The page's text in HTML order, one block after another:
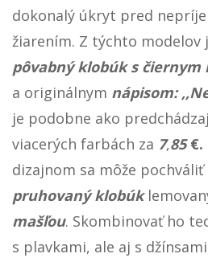
dokonalý úkryt pred
žiarením. Z týchto modelov
pôvabný klobúk s čiernym
a originálnym nápisom:
je podobne ako
viacerých farbách za 7,85 €.
dizajnom sa môže pochváliť
pruhovaný klobúk
mašľou. Skombinovať ho
s plavkami, ale aj s